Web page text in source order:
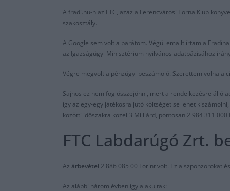
A fradi.hu-n az FTC, azaz a Ferencvárosi Torna Klub
szakosztály.
A Google sem volt a barátom. Végül emailt írtam a
az Igazságügyi Minisztérium nyilvános adatbázisához
Végre megvolt a pénzügyi beszámoló. Szerettem volna a
Sajnos ez nem fog összejönni, mert a rendelkezésre álló
így az egy-egy játékosra jutó költséget se lehet
közötti időszakra közel 3 Milliárd, pontosan 2 984 311
FTC Labdarúgó Zrt.
Az árbevétel 2 886 085 00 Forint volt. Ez a szponzorokat
Az alábbi három évben így alakultak: